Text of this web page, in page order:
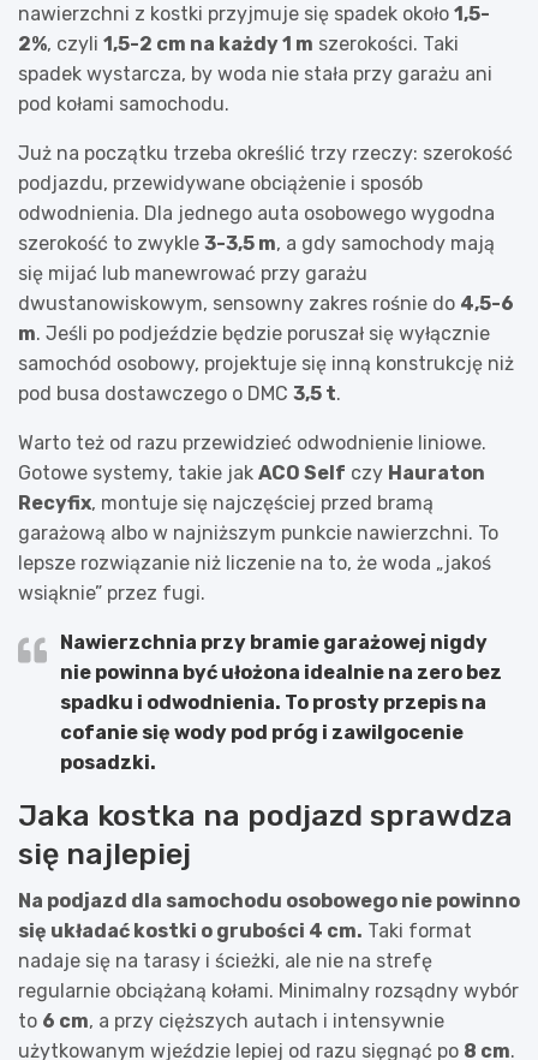
nawierzchni z kostki przyjmuje się spadek około 1,5-
2%, czyli 1,5-2 cm na każdy 1 m szerokości. Taki
spadek wystarcza, by woda nie stała przy garażu ani
pod kołami samochodu.
Już na początku trzeba określić trzy rzeczy: szerokość
podjazdu, przewidywane obciążenie i sposób
odwodnienia. Dla jednego auta osobowego wygodna
szerokość to zwykle 3-3,5 m, a gdy samochody mają
się mijać lub manewrować przy garażu
dwustanowiskowym, sensowny zakres rośnie do 4,5-6
m. Jeśli po podjeździe będzie poruszał się wyłącznie
samochód osobowy, projektuje się inną konstrukcję niż
pod busa dostawczego o DMC 3,5 t.
Warto też od razu przewidzieć odwodnienie liniowe.
Gotowe systemy, takie jak ACO Self czy Hauraton
Recyfix, montuje się najczęściej przed bramą
garażową albo w najniższym punkcie nawierzchni. To
lepsze rozwiązanie niż liczenie na to, że woda „jakoś
wsiąknie” przez fugi.
Nawierzchnia przy bramie garażowej nigdy
nie powinna być ułożona idealnie na zero bez
spadku i odwodnienia. To prosty przepis na
cofanie się wody pod próg i zawilgocenie
posadzki.
Jaka kostka na podjazd sprawdza
się najlepiej
Na podjazd dla samochodu osobowego nie powinno
się układać kostki o grubości 4 cm. Taki format
nadaje się na tarasy i ścieżki, ale nie na strefę
regularnie obciążaną kołami. Minimalny rozsądny wybór
to 6 cm, a przy cięższych autach i intensywnie
użytkowanym wjeździe lepiej od razu sięgnąć po 8 cm.